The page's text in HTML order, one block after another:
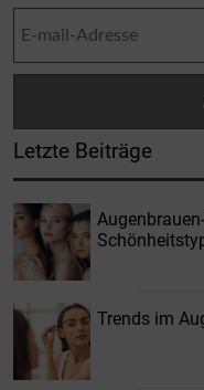
Letzte Beiträge
Trends im